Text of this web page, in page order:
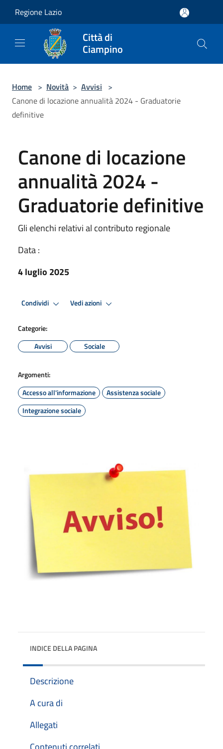
Regione Lazio
Città di
Ciampino
Home > Novità > Avvisi >
Canone di locazione annualità 2024 - Graduatorie
definitive
Canone di locazione
annualità 2024 -
Graduatorie definitive
Gli elenchi relativi al contributo regionale
Data :
4 luglio 2025
Condividi Vedi azioni
Categorie:
Avvisi
Sociale
Argomenti:
Accesso all'informazione
Assistenza sociale
Integrazione sociale
INDICE DELLA PAGINA
Descrizione
A cura di
Allegati